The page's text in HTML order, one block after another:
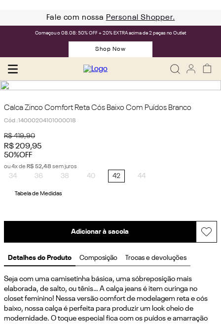
Fale com nossa Personal Shopper.
Começou o 08.08: 50% OFF + 20% EXTRA acima de 2 peças no Outlet
Shop Now
Calca Zinco Comfort Reta Cós Baixo Com Puídos Branco
Cód.:14000204101000018
R$ 419,90
R$209,95
50%OFF
ou4x de R$ 52,48 sem juros
34 36 38 40 42 44
Tabela de Medidas
Adicionar à sacola
Detalhes do Produto Composição Trocas e devoluções
Seja com uma camisetinha básica, uma sóbreposição mais
elaborada, de salto, ou tênis… A calça jeans é item curinga no
closet feminino! Nessa versão comfort de modelagem reta e cós
baixo, nossa calça é perfeita para produzir um look cheio de
modernidade. O toque especial fica com os puídos e amarração